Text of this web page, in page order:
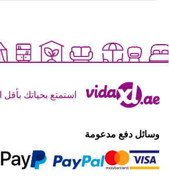
استمتع بحياتك بأقل
وسائل دفع مدعومة